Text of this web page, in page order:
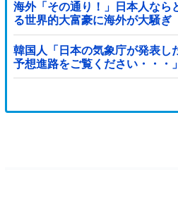
海外「その通り！」日本人なら
る世界的大富豪に海外が大騒ぎ
韓国人「日本の気象庁が発表し
予想進路をご覧ください・・
直撃なんだけど」「信じません